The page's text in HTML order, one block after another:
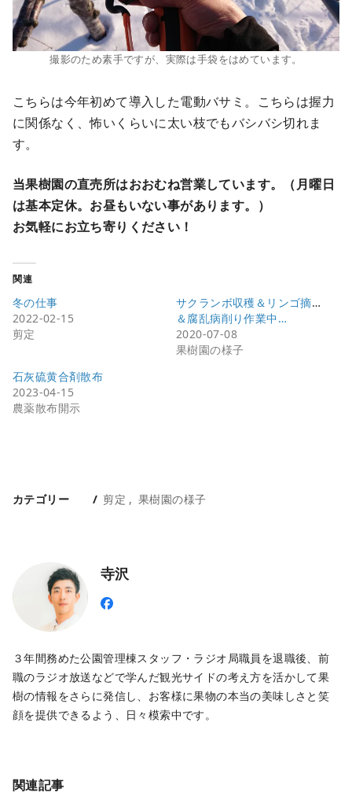
撮影のため素手ですが、実際は手袋をはめています。
こちらは今年初めて導入した電動バサミ。こちらは握力
に関係なく、怖いくらいに太い枝でもバシバシ切れま
す。
当果樹園の直売所はおおむね営業しています。（月曜日
は基本定休。お昼もいない事があります。）
お気軽にお立ち寄りください！
関連
冬の仕事
2022-02-15
剪定
サクランボ収穫＆リンゴ摘果
＆腐乱病削り作業中…
2020-07-08
果樹園の様子
石灰硫黄合剤散布
2023-04-15
農薬散布開示
カテゴリー 剪定 果樹園の様子
寺沢
３年間務めた公園管理棟スタッフ・ラジオ局職員を退職後、前
職のラジオ放送などで学んだ観光サイドの考え方を活かして果
樹の情報をさらに発信し、お客様に果物の本当の美味しさと笑
顔を提供できるよう、日々模索中です。
関連記事